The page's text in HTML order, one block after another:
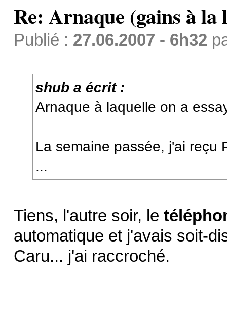
Re: Arnaque (gains à la
Publié : 27.06.2007 - 6h32
shub a écrit :
Arnaque à laquelle on a
La semaine passée, j'ai reçu
...
Tiens, l'autre soir, le
automatique et j'avais soit-
Caru... j'ai raccroché.